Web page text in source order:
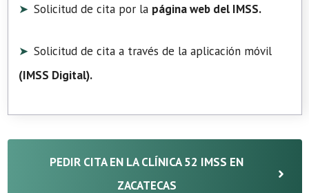
Solicitud de cita por la página web del IMSS.
Solicitud de cita a través de la aplicación móvil
(IMSS Digital).
PEDIR CITA EN LA CLÍNICA 52 IMSS EN
ZACATECAS